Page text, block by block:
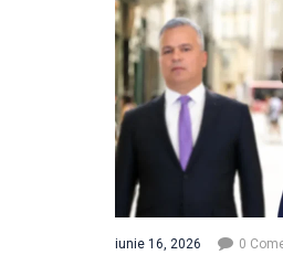
iunie 16, 2026 0